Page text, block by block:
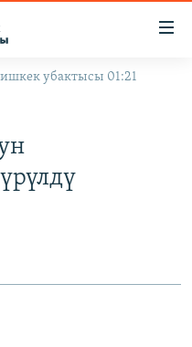
убактысы 01:21